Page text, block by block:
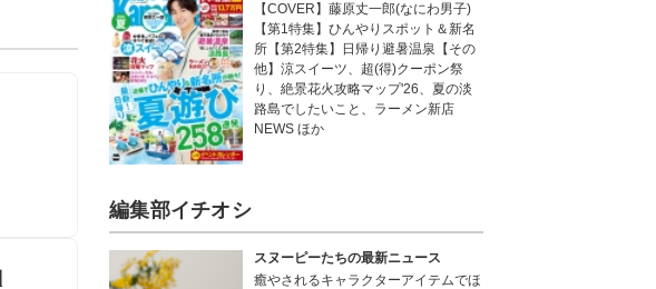
【COVER】藤原丈一郎(なにわ男子)
【第1特集】ひんやりスポット＆新名
所【第2特集】日帰り避暑温泉【その
他】涼スイーツ、超(得)クーポン祭
り、絶景花火攻略マップ'26、夏の淡
路島でしたいこと、ラーメン新店
NEWS ほか
編集部イチオシ
スヌーピーたちの最新ニュース
癒やされるキャラクターアイテムでほ